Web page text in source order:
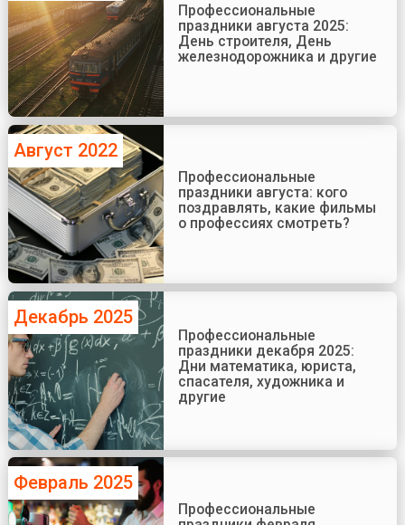
Профессиональные
праздники августа 2025:
День строителя, День
железнодорожника и другие
Август 2022
Профессиональные
праздники августа: кого
поздравлять, какие фильмы
о профессиях смотреть?
Декабрь 2025
Профессиональные
праздники декабря 2025:
Дни математика, юриста,
спасателя, художника и
другие
Февраль 2025
Профессиональные